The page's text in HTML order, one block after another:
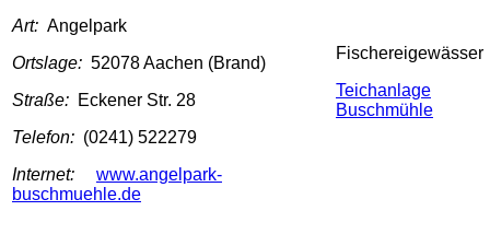
Art: Angelpark
Ortslage: 52078 Aachen (Brand)
Straße: Eckener Str. 28
Telefon: (0241) 522279
Internet:
www.angelpark-
buschmuehle.de
Fischereigewässer
Teichanlage
Buschmühle